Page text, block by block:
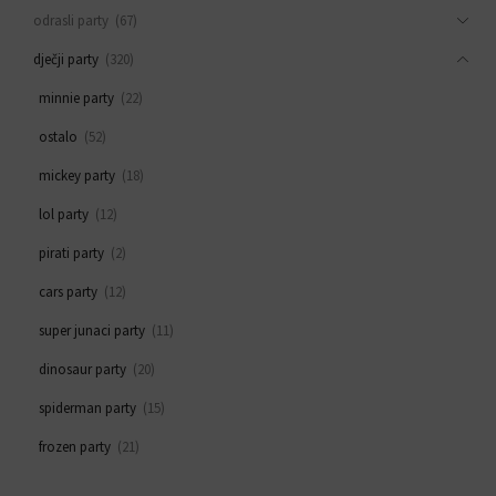
odrasli party (67)
dječji party (320)
minnie party (22)
ostalo (52)
mickey party (18)
lol party (12)
pirati party (2)
cars party (12)
super junaci party (11)
dinosaur party (20)
spiderman party (15)
frozen party (21)